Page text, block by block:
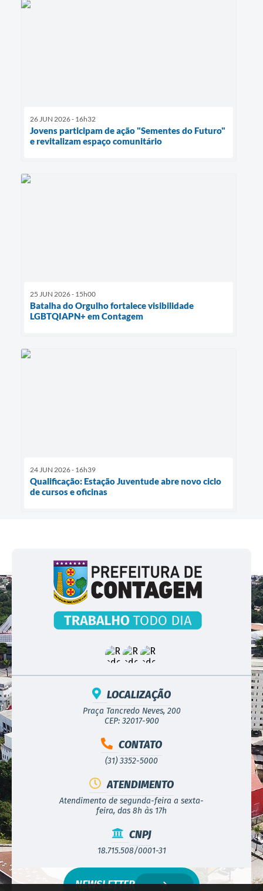
26 JUN 2026 - 16h32
Jovens participam de ação "Sementes do Futuro"
e revitalizam espaço comunitário
25 JUN 2026 - 15h00
Batalha do Orgulho fortalece visibilidade
LGBTQIAPN+ em Contagem
24 JUN 2026 - 16h39
Qualificação: Estação Juventude abre novo ciclo
de cursos e oficinas
LOCALIZAÇÃO
Praça Tancredo Neves, 200
CEP: 32017-900
CONTATO
(31) 3352-5000
ATENDIMENTO
Atendimento de segunda-feira a sexta-
feira, das 8h às 17h
CNPJ
18.715.508/0001-31
NEWSLETTER